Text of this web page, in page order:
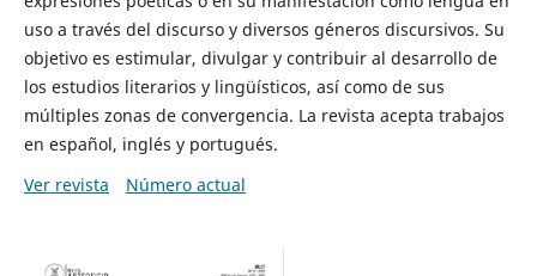
uso a través del discurso y diversos géneros discursivos. Su
objetivo es estimular, divulgar y contribuir al desarrollo de
los estudios literarios y lingüísticos, así como de sus
múltiples zonas de convergencia. La revista acepta trabajos
en español, inglés y portugués.
Ver revista
Número actual